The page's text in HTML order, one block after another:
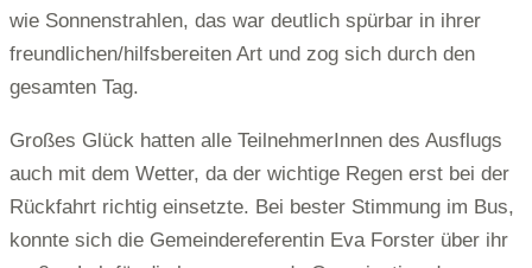
wie Sonnenstrahlen, das war deutlich spürbar in ihrer
freundlichen/hilfsbereiten Art und zog sich durch den
gesamten Tag.
Großes Glück hatten alle TeilnehmerInnen des Ausflugs
auch mit dem Wetter, da der wichtige Regen erst bei der
Rückfahrt richtig einsetzte. Bei bester Stimmung im Bus,
konnte sich die Gemeindereferentin Eva Forster über ihr